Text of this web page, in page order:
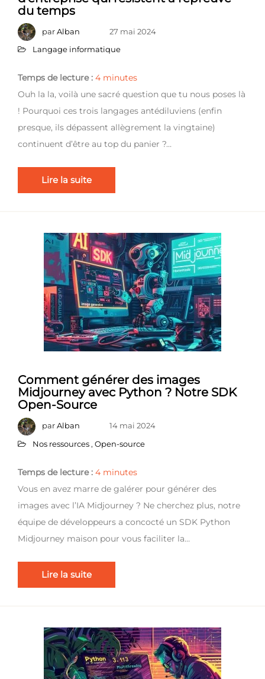
du temps
parAlban
27 mai 2024
Langage informatique
Temps de lecture : 4 minutes
Ouh la la, voilà une sacré question que tu nous poses là
! Pourquoi ces trois langages antédiluviens (enfin
presque, ils dépassent allègrement la vingtaine)
continuent d’être au top du panier ?…
Lire la suite
Comment générer des images
Midjourney avec Python ? Notre SDK
Open-Source
parAlban
14 mai 2024
Nos ressources , Open-source
Temps de lecture : 4 minutes
Vous en avez marre de galérer pour générer des
images avec l’IA Midjourney ? Ne cherchez plus, notre
équipe de développeurs a concocté un SDK Python
Midjourney maison pour vous faciliter la…
Lire la suite